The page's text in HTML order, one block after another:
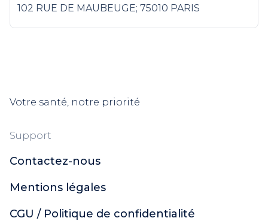
102 RUE DE MAUBEUGE; 75010 PARIS
Votre santé, notre priorité
Support
Contactez-nous
Mentions légales
CGU / Politique de confidentialité